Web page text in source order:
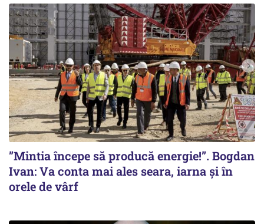
”Mintia începe să producă energie!”. Bogdan
Ivan: Va conta mai ales seara, iarna și în
orele de vârf